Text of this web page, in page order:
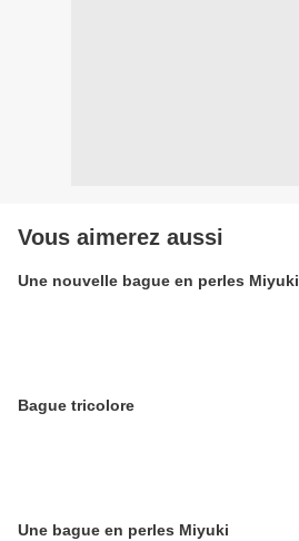
Vous aimerez aussi
Une nouvelle bague en perles Miyuki
Bague tricolore
Une bague en perles Miyuki